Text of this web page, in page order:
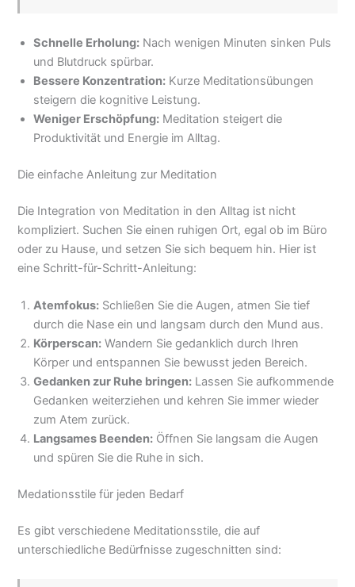
Schnelle Erholung: Nach wenigen Minuten sinken Puls
und Blutdruck spürbar.
Bessere Konzentration: Kurze Meditationsübungen
steigern die kognitive Leistung.
Weniger Erschöpfung: Meditation steigert die
Produktivität und Energie im Alltag.
Die einfache Anleitung zur Meditation
Die Integration von Meditation in den Alltag ist nicht
kompliziert. Suchen Sie einen ruhigen Ort, egal ob im Büro
oder zu Hause, und setzen Sie sich bequem hin. Hier ist
eine Schritt-für-Schritt-Anleitung:
Atemfokus: Schließen Sie die Augen, atmen Sie tief
durch die Nase ein und langsam durch den Mund aus.
Körperscan: Wandern Sie gedanklich durch Ihren
Körper und entspannen Sie bewusst jeden Bereich.
Gedanken zur Ruhe bringen: Lassen Sie aufkommende
Gedanken weiterziehen und kehren Sie immer wieder
zum Atem zurück.
Langsames Beenden: Öffnen Sie langsam die Augen
und spüren Sie die Ruhe in sich.
Medationsstile für jeden Bedarf
Es gibt verschiedene Meditationsstile, die auf
unterschiedliche Bedürfnisse zugeschnitten sind: